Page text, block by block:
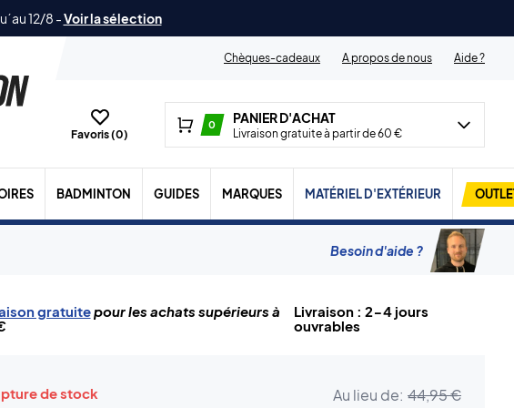
12/8 -Voir la sélection
Chèques-cadeaux
A propos de nous Aide ?
Favoris (0)
0 PANIER D'ACHAT
Livraison gratuite à partir de 60 €
BADMINTON GUIDES MARQUES MATÉRIEL D'EXTÉRIEUR
Besoin d'aide ?
gratuitepour les achats supérieurs à
Livraison : 2-4 jours
ouvrables
de stock Au lieu de: 44,95 €